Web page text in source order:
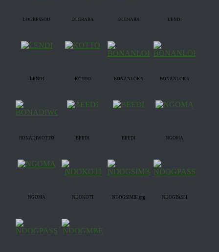
LOGBESSOU LOGBABA LOGBABA LENDI
LENDI KOTTO BONANLOKA BONANLOKA
BONADIWOTTO BEEDI BEEDI NGOMA
NGOMA NDOKOTI NDOGSIMBI.jpg NDOGPASSI